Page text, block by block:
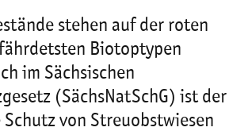
stehen auf der roten
Biotoptypen
im Sächsischen
(SächsNatSchG) ist der
von Streuobstwiesen